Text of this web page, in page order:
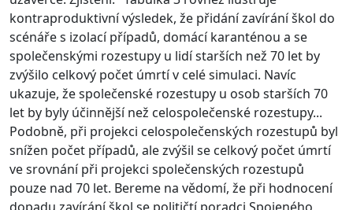
kontraproduktivní výsledek, že přidání zavírání škol do
scénáře s izolací případů, domácí karanténou a se
společenskými rozestupy u lidí starších než 70 let by
zvýšilo celkový počet úmrtí v celé simulaci. Navíc
ukazuje, že společenské rozestupy u osob starších 70
let by byly účinnější než celospolečenské rozestupy...
Podobně, při projekci celospolečenských rozestupů byl
snížen počet případů, ale zvýšil se celkový počet úmrtí
ve srovnání při projekci společenských rozestupů
pouze nad 70 let. Bereme na vědomí, že při hodnocení
dopadu zavírání škol se političtí poradci Spojeného